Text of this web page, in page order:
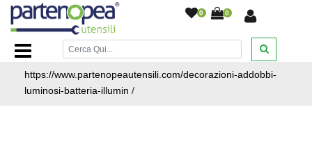
0 0
Home Page/ARTICOLI NATALIZI/DECORAZIONI E
ADDOBBI LUMINOSI A BATTERIA E USB/
https://www.partenopeautensili.com/decorazioni-addobbi-
luminosi-batteria-illumin /